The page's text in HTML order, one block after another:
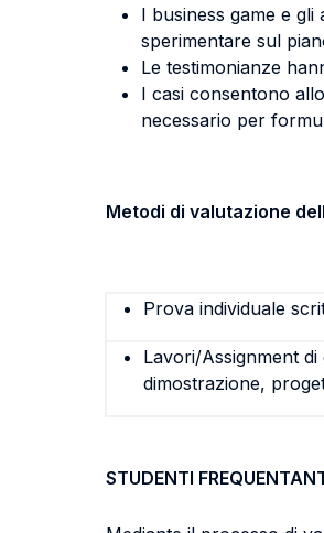
I business game e
sperimentare sul
Le testimonianze
I casi consentono
necessario per
Metodi di valutazione
Prova individuale
Lavori/Assignment
dimostrazione,
STUDENTI